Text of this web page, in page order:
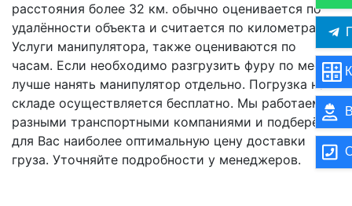
расстояния более 32 км. обычно оценивается по
удалённости объекта и считается по километрам.
Услуги манипулятора, также оцениваются по
часам. Если необходимо разгрузить фуру по месту,
лучше нанять манипулятор отдельно. Погрузка на
складе осуществляется бесплатно. Мы работаем с
разными транспортными компаниями и подберём
для Вас наиболее оптимальную цену доставки
груза. Уточняйте подробности у менеджеров.